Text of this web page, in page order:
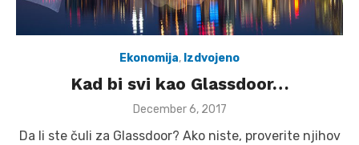
Ekonomija, Izdvojeno
Kad bi svi kao Glassdoor…
Posted
December 6, 2017
Da li ste čuli za Glassdoor? Ako niste, proverite njihov